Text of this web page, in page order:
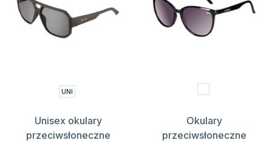
UNI
Unisex okulary
przeciwsłoneczne
Okulary
przeciwsłoneczne